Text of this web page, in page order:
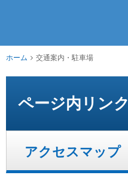
ホーム 交通案内・駐車場
ページ内リンク
アクセスマップ